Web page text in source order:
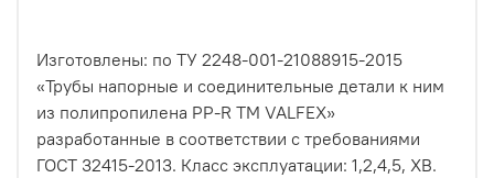
Изготовлены: по ТУ 2248-001-21088915-2015
«Трубы напорные и соединительные детали к ним
из полипропилена PP-R ТМ VALFEX»
разработанные в соответствии с требованиями
ГОСТ 32415-2013. Класс эксплуатации: 1,2,4,5, ХВ.